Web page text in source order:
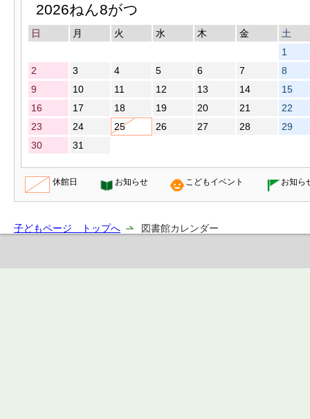
2026ねん8がつ
日 月 火 水 木 金
土
1
2
3 4 5 6 7
8
9
10 11 12 13 14
15
16
17 18 19 20 21
22
23
24 25 26 27 28
29
30
31
休館日 お知らせ こどもイベント お知ら
子どもページ トップへ 図書館カレンダー